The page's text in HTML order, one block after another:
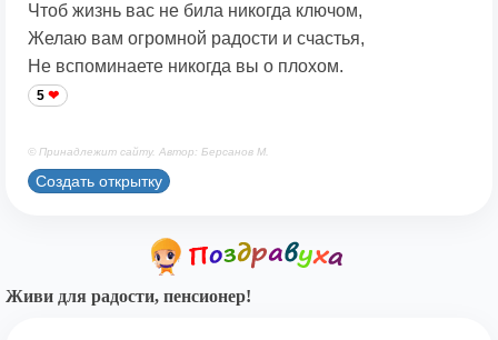
Чтоб жизнь вас не била никогда ключом,
Желаю вам огромной радости и счастья,
Не вспоминаете никогда вы о плохом.
5
© Принадлежит сайту. Автор: Берсанов М.
Создать открытку
Живи для радости, пенсионер!